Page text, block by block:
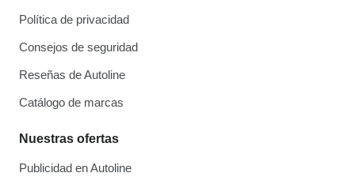
Política de privacidad
Consejos de seguridad
Reseñas de Autoline
Catálogo de marcas
Nuestras ofertas
Publicidad en Autoline